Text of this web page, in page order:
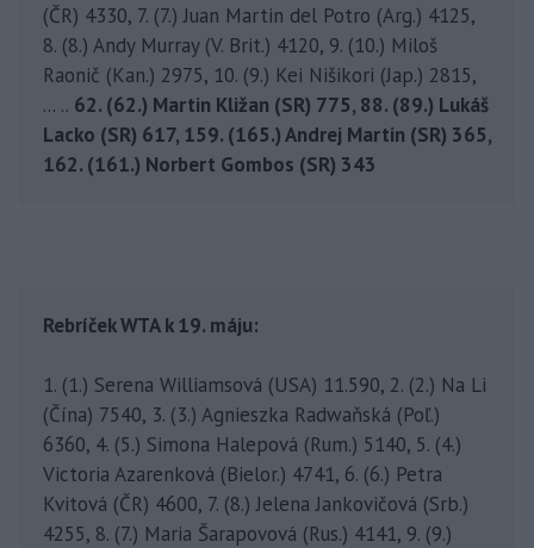
(ČR) 4330, 7. (7.) Juan Martin del Potro (Arg.) 4125,
8. (8.) Andy Murray (V. Brit.) 4120, 9. (10.) Miloš
Raonič (Kan.) 2975, 10. (9.) Kei Nišikori (Jap.) 2815,
... .. 62. (62.) Martin Kližan (SR) 775, 88. (89.) Lukáš
Lacko (SR) 617, 159. (165.) Andrej Martin (SR) 365,
162. (161.) Norbert Gombos (SR) 343
Rebríček WTA k 19. máju:
1. (1.) Serena Williamsová (USA) 11.590, 2. (2.) Na Li
(Čína) 7540, 3. (3.) Agnieszka Radwaňská (Poľ.)
6360, 4. (5.) Simona Halepová (Rum.) 5140, 5. (4.)
Victoria Azarenková (Bielor.) 4741, 6. (6.) Petra
Kvitová (ČR) 4600, 7. (8.) Jelena Jankovičová (Srb.)
4255, 8. (7.) Maria Šarapovová (Rus.) 4141, 9. (9.)